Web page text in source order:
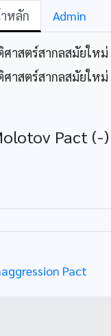
หลัก Admin
าสตร์สากลสมัยใหม่
าสตร์สากลสมัยใหม่
Pact (-)
Pact